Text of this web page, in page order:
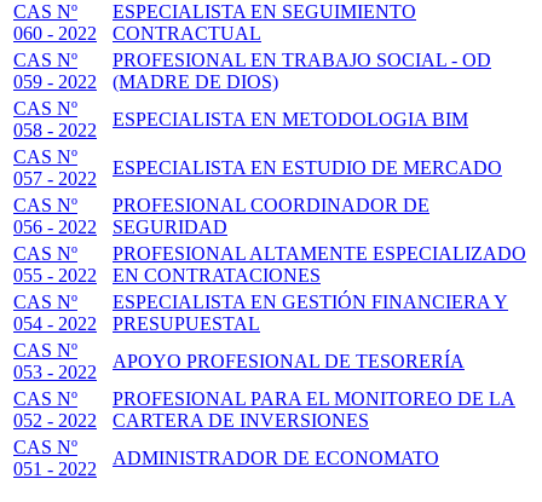
CAS Nº
060 - 2022
ESPECIALISTA EN SEGUIMIENTO
CONTRACTUAL
CAS Nº
059 - 2022
PROFESIONAL EN TRABAJO SOCIAL - OD
(MADRE DE DIOS)
CAS Nº
058 - 2022
ESPECIALISTA EN METODOLOGIA BIM
CAS Nº
057 - 2022
ESPECIALISTA EN ESTUDIO DE MERCADO
CAS Nº
056 - 2022
PROFESIONAL COORDINADOR DE
SEGURIDAD
CAS Nº
055 - 2022
PROFESIONAL ALTAMENTE ESPECIALIZADO
EN CONTRATACIONES
CAS Nº
054 - 2022
ESPECIALISTA EN GESTIÓN FINANCIERA Y
PRESUPUESTAL
CAS Nº
053 - 2022
APOYO PROFESIONAL DE TESORERÍA
CAS Nº
052 - 2022
PROFESIONAL PARA EL MONITOREO DE LA
CARTERA DE INVERSIONES
CAS Nº
051 - 2022
ADMINISTRADOR DE ECONOMATO